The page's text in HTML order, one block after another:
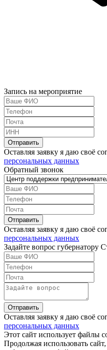
Запись на мероприятие
Оставляя заявку я даю своё
персональных данных
Обратный звонок
Оставляя заявку я даю своё
персональных данных
Задайте вопрос губернатору
Оставляя заявку я даю своё
персональных данных
Этот сайт использует файлы
Продолжая использовать